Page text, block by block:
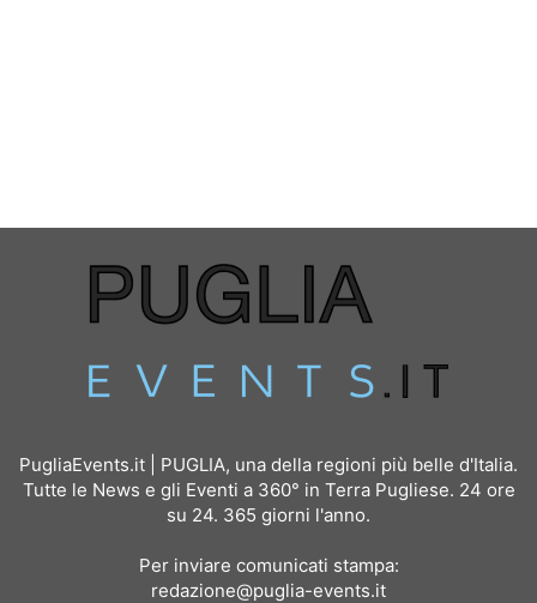
PugliaEvents.it | PUGLIA, una della regioni più belle d'Italia.
Tutte le News e gli Eventi a 360° in Terra Pugliese. 24 ore
su 24. 365 giorni l'anno.
Per inviare comunicati stampa:
redazione@puglia-events.it